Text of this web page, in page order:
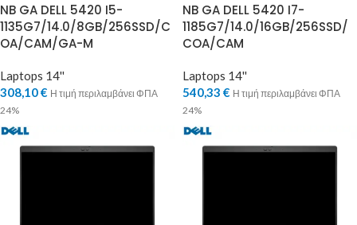
NB GA DELL 5420 I5-
1135G7/14.0/8GB/256SSD/C
OA/CAM/GA-M
Laptops 14''
308,10€ Η τιμή περιλαμβάνει ΦΠΑ
24%
NB GA DELL 5420 I7-
1185G7/14.0/16GB/256SSD/
COA/CAM
Laptops 14''
540,33 € Η τιμή περιλαμβάνει ΦΠΑ
24%